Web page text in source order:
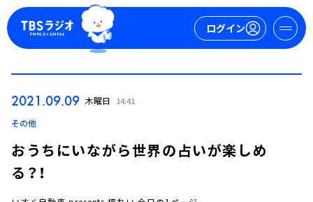
ログイン
2021.09.09 木曜日 14:41
その他
おうちにいながら世界の占いが楽しめ
る？！